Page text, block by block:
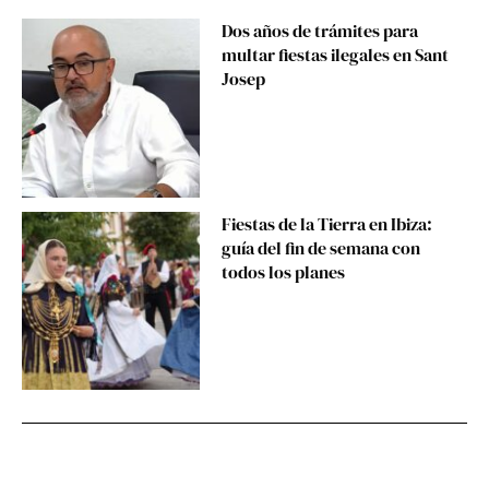
Dos años de trámites para
multar fiestas ilegales en Sant
Josep
Fiestas de la Tierra en Ibiza:
guía del fin de semana con
todos los planes